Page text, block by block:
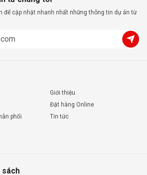
để cập nhật nhanh nhất những thông tin dự án từ
Giới thiệu
Đặt hàng Online
phối
Tin tức
sách